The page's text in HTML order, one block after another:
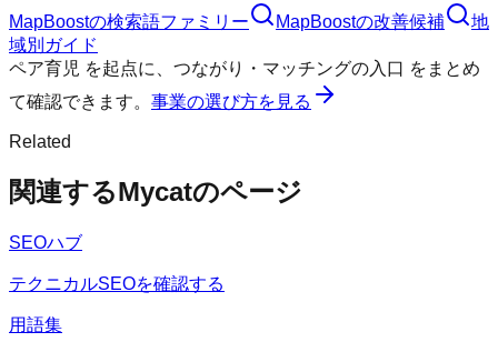
MapBoostの検索語ファミリー MapBoostの改善候補
地
域別ガイド
ペア育児 を起点に、 つながり・マッチングの入口 をまとめ
て確認できます。 事業の選び方を見る
Related
関連するMycatのページ
SEOハブ
テクニカルSEOを確認する
用語集